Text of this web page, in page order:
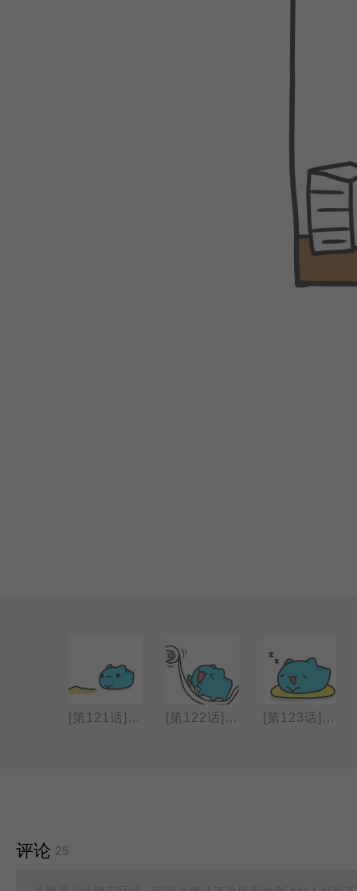
[第121话] 种肉肉 [第122话] 卷筒卫生纸 [第123话] 漏水
评论 25